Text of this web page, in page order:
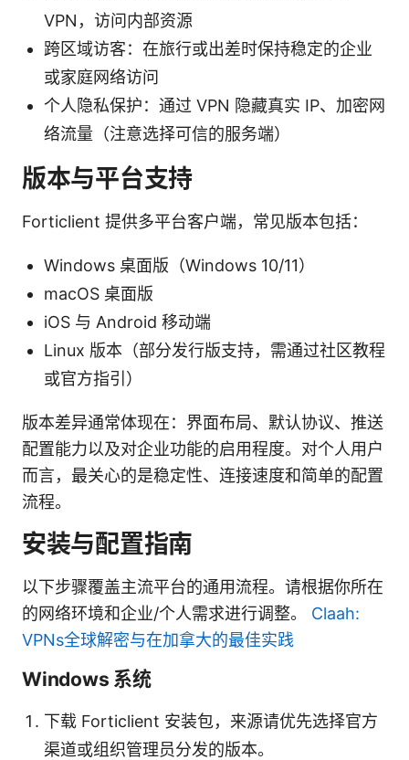
VPN，访问内部资源
跨区域访客：在旅行或出差时保持稳定的企业
或家庭网络访问
个人隐私保护：通过 VPN 隐藏真实 IP、加密网
络流量（注意选择可信的服务端）
版本与平台支持
Forticlient 提供多平台客户端，常见版本包括：
Windows 桌面版（Windows 10/11）
macOS 桌面版
iOS 与 Android 移动端
Linux 版本（部分发行版支持，需通过社区教程
或官方指引）
版本差异通常体现在：界面布局、默认协议、推送
配置能力以及对企业功能的启用程度。对个人用户
而言，最关心的是稳定性、连接速度和简单的配置
流程。
安装与配置指南
以下步骤覆盖主流平台的通用流程。请根据你所在
的网络环境和企业/个人需求进行调整。 Claah:
VPNs全球解密与在加拿大的最佳实践
Windows 系统
下载 Forticlient 安装包，来源请优先选择官方
渠道或组织管理员分发的版本。